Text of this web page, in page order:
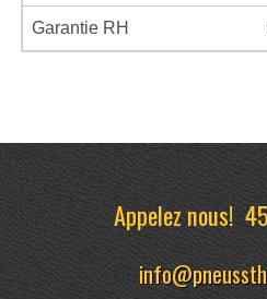
Garantie RH
Appelez nous!